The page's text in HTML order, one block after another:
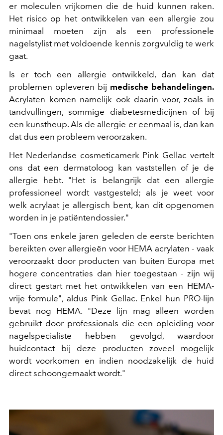
er moleculen vrijkomen die de huid kunnen raken.
Het risico op het ontwikkelen van een allergie zou
minimaal moeten zijn als een professionele
nagelstylist met voldoende kennis zorgvuldig te werk
gaat.
Is er toch een allergie ontwikkeld, dan kan dat
problemen opleveren bij medische behandelingen.
Acrylaten komen namelijk ook daarin voor, zoals in
tandvullingen, sommige diabetesmedicijnen of bij
een kunstheup. Als de allergie er eenmaal is, dan kan
dat dus een probleem veroorzaken.
Het Nederlandse cosmeticamerk Pink Gellac vertelt
ons dat een dermatoloog kan vaststellen of je de
allergie hebt. "Het is belangrijk dat een allergie
professioneel wordt vastgesteld; als je weet voor
welk acrylaat je allergisch bent, kan dit opgenomen
worden in je patiëntendossier."
"Toen ons enkele jaren geleden de eerste berichten
bereikten over allergieën voor HEMA acrylaten - vaak
veroorzaakt door producten van buiten Europa met
hogere concentraties dan hier toegestaan - zijn wij
direct gestart met het ontwikkelen van een HEMA-
vrije formule", aldus Pink Gellac. Enkel hun PRO-lijn
bevat nog HEMA. "Deze lijn mag alleen worden
gebruikt door professionals die een opleiding voor
nagelspecialiste hebben gevolgd, waardoor
huidcontact bij deze producten zoveel mogelijk
wordt voorkomen en indien noodzakelijk de huid
direct schoongemaakt wordt."